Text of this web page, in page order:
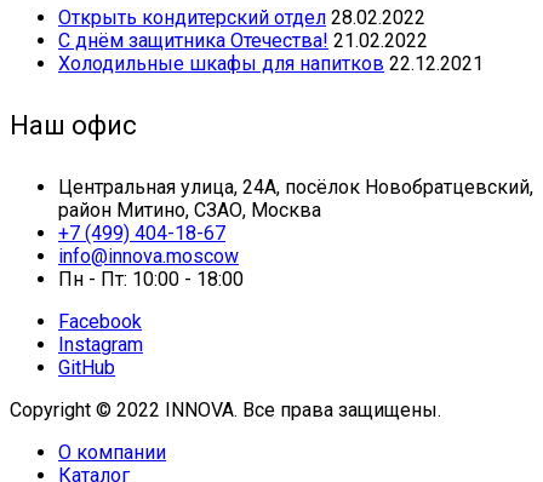
Открыть кондитерский отдел 28.02.2022
С днём защитника Отечества! 21.02.2022
Холодильные шкафы для напитков 22.12.2021
Наш офис
Центральная улица, 24А, посёлок Новобратцевский,
район Митино, СЗАО, Москва
+7 (499) 404-18-67
info@innova.moscow
Пн - Пт: 10:00 - 18:00
Facebook
Instagram
GitHub
Copyright © 2022 INNOVA. Все права защищены.
О компании
Каталог